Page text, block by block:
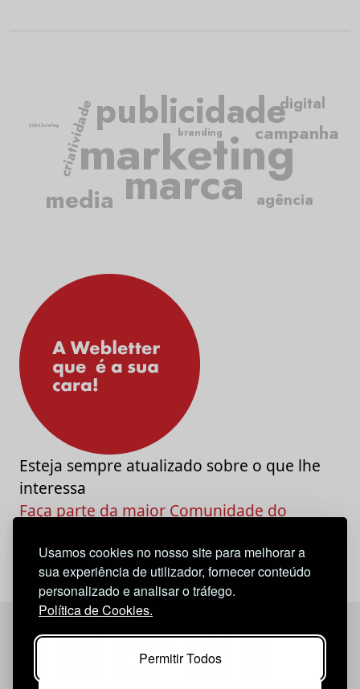
Usamos cookies no nosso site para melhorar a
sua experiência de utilizador, fornecer conteúdo
personalizado e analisar o tráfego.
Política de Cookies.
Permitir Todos
marketing
publicidade
marca
criatividade campanha
media agência
digital
2050.briefing branding
Esteja sempre atualizado sobre o que lhe
interessa
Faça parte da maior Comunidade do